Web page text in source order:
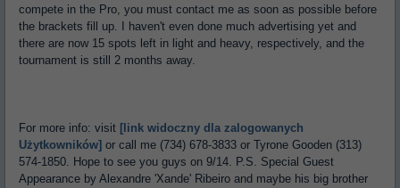
compete in the Pro, you must contact me as soon as possible before
the brackets fill up. I haven't even done much advertising yet and
there are now 15 spots left in light and heavy, respectively, and the
tournament is still 2 months away.
For more info: visit [link widoczny dla zalogowanych
Użytkowników] or call me (734) 678-3833 or Tyrone Gooden (313)
574-1850. Hope to see you guys on 9/14. P.S. Special Guest
Appearance by Alexandre 'Xande' Ribeiro and maybe his big brother